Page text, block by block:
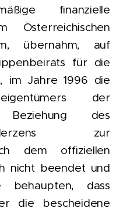
finanzielle
Österreichischen
übernahm, auf
für die
im Jahre 1996 die
der
Beziehung des
zur
dem offiziellen
nicht beendet und
behaupten, dass
die bescheidene